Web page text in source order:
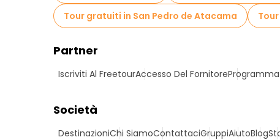
Tour gratuiti in San Pedro de Atacama
Partner
Iscriviti Al FreetourAccesso Del Fornitore
Società
DestinazioniChi SiamoContattaciGruppiAiutoBlog